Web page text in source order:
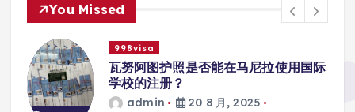
You Missed
998visa
瓦努阿图护照是否能在马尼拉使用国际
学校的注册？
admin
20 8 月, 2025